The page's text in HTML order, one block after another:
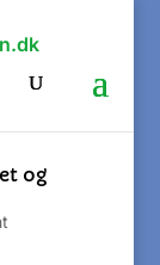
og